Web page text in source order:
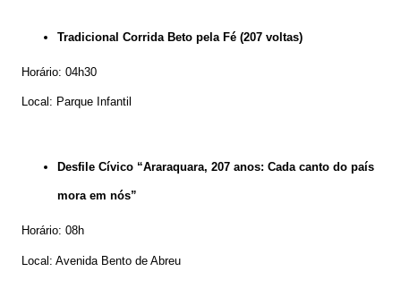
Tradicional Corrida Beto pela Fé (207 voltas)
Horário: 04h30
Local: Parque Infantil
Desfile Cívico “Araraquara, 207 anos: Cada canto do país
mora em nós”
Horário: 08h
Local: Avenida Bento de Abreu